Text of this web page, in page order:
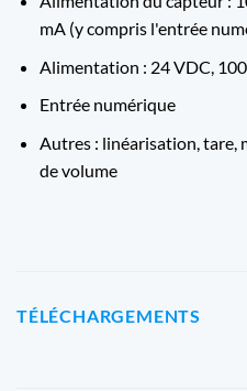
mA (y compris l'entrée
Alimentation : 24 VDC, 100
Entrée numérique
Autres : linéarisation, tare,
de volume
TÉLÉCHARGEMENTS